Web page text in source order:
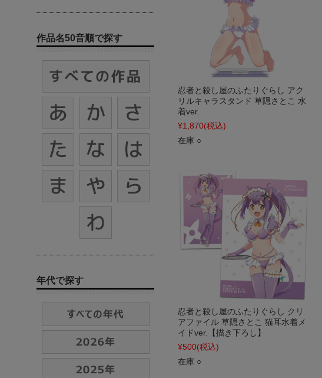
忍者と殺し屋のふたりぐらし アク
リルキャラスタンド 草隠さとこ 水
着ver.
¥1,870(税込)
在庫 ○
忍者と殺し屋のふたりぐらし クリ
アファイル 草隠さとこ 猫耳水着メ
イドver.【描き下ろし】
¥500(税込)
在庫 ○
作品名50音順で探す
年代で探す